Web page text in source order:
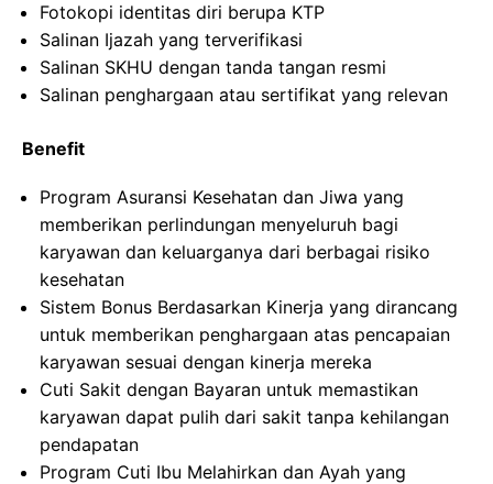
Fotokopi identitas diri berupa KTP
Salinan Ijazah yang terverifikasi
Salinan SKHU dengan tanda tangan resmi
Salinan penghargaan atau sertifikat yang relevan
Benefit
Program Asuransi Kesehatan dan Jiwa yang
memberikan perlindungan menyeluruh bagi
karyawan dan keluarganya dari berbagai risiko
kesehatan
Sistem Bonus Berdasarkan Kinerja yang dirancang
untuk memberikan penghargaan atas pencapaian
karyawan sesuai dengan kinerja mereka
Cuti Sakit dengan Bayaran untuk memastikan
karyawan dapat pulih dari sakit tanpa kehilangan
pendapatan
Program Cuti Ibu Melahirkan dan Ayah yang